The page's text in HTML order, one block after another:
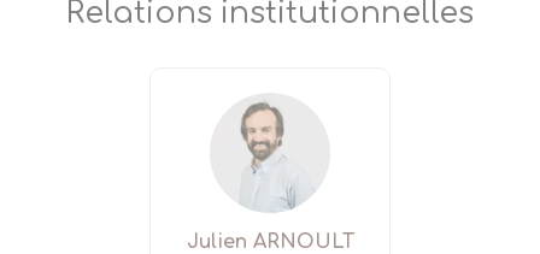
Relations institutionnelles
Julien ARNOULT